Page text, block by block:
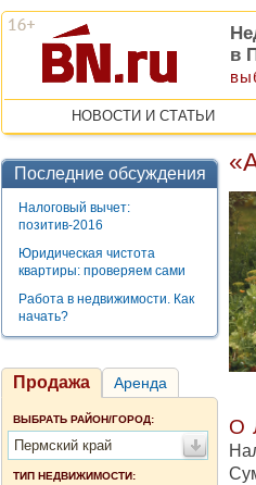
в
НОВОСТИ И СТАТЬИ
Последние обсуждения
Налоговый вычет:
позитив-2016
Юридическая чистота
квартиры: проверяем сами
Работа в недвижимости. Как
начать?
Продажа Аренда
ВЫБРАТЬ РАЙОН/ГОРОД:
Пермский край
ТИП НЕДВИЖИМОСТИ:
О